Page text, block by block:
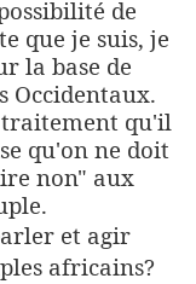
de
que je suis, je
la base de
Occidentaux.
traitement qu'il
qu'on ne doit
non" aux
et agir
africains?